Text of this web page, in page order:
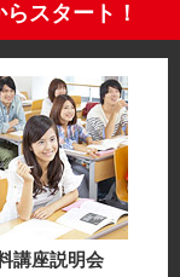
スタート！
講座説明会